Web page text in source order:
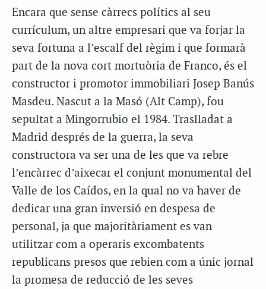
Encara que sense càrrecs polítics al seu
currículum, un altre empresari que va forjar la
seva fortuna a l’escalf del règim i que formarà
part de la nova cort mortuòria de Franco, és el
constructor i promotor immobiliari Josep Banús
Masdeu. Nascut a la Masó (Alt Camp), fou
sepultat a Mingorrubio el 1984. Traslladat a
Madrid després de la guerra, la seva
constructora va ser una de les que va rebre
l’encàrrec d’aixecar el conjunt monumental del
Valle de los Caídos, en la qual no va haver de
dedicar una gran inversió en despesa de
personal, ja que majoritàriament es van
utilitzar com a operaris excombatents
republicans presos que rebien com a únic jornal
la promesa de reducció de les seves